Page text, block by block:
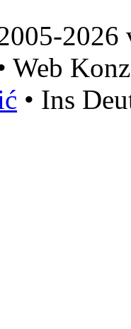
2026
Web
• Ins